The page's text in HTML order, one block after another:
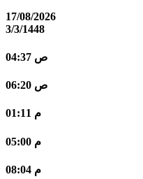
17/08/2026
3/3/1448
04:37 ص
06:20 ص
01:11 م
05:00 م
08:04 م